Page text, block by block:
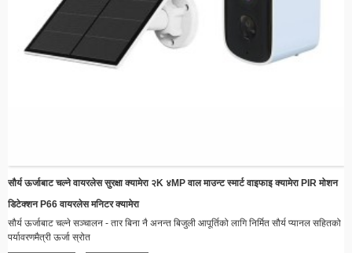
सौर्य ऊर्जाबाट चल्ने वायरलेस सुरक्षा क्यामेरा २K ४MP वाल माउन्ट स्मार्ट वाइफाइ क्यामेरा PIR मोशन
डिटेक्शन P66 वायरलेस मनिटर क्यामेरा
सौर्य ऊर्जाबाट चल्ने सञ्चालन - तार बिना नै अनन्त बिजुली आपूर्तिको लागि निर्मित सौर्य प्यानल सहितको
पर्यावरणमैत्री ऊर्जा स्रोत